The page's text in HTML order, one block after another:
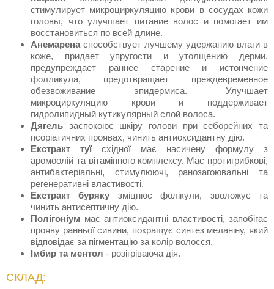
стимулирует микроциркуляцию крови в сосудах кожи
головы, что улучшает питание волос и помогает им
восстановиться по всей длине.
Анемарена способствует лучшему удержанию влаги в
коже, придает упругости и утолщению дерми,
предупреждает раннее старение и истончение
фолликула, предотвращает преждевременное
обезвоживание эпидермиса. Улучшает
микроциркуляцию крови и поддерживает
гидролипидный кутикулярный слой волоса.
Дягель заспокоює шкіру голови при себорейних та
псоріатичних проявах, чинить антиоксидантну дію.
Екстракт туї
східної має насичену формулу з
аромоолій та вітамінного комплексу. Має протигрибкові,
антибактеріальні, стимулюючі, ранозагоювальні та
регенеративні властивості.
Екстракт буряку
зміцнює фолікули, зволожує та
чинить антисептичну дію.
Полігоніум має антиоксидантні властивості, запобігає
прояву ранньої сивини, покращує синтез меланіну, який
відповідає за пігментацію за колір волосся.
Імбир та ментол - розігріваюча дія.
СКЛАД: